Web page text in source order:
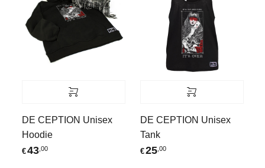
DE CEPTION Unisex
Hoodie
€43 ,00
DE CEPTION Unisex
Tank
€25 ,00